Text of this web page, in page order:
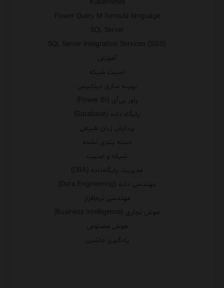
Kubernetes
Power Query M formula language
SQL Server
SQL Server Integration Services (SSIS)
آموزش
امنیت شبکه
بهینه سازی دیتابیس
پاور بی‌آی (Power BI)
پایگاه داده (Database)
پردازش زبان طبیعی
دسته بندی نشده
شبکه و امنیت
مدیریت پایگاه‌داده (DBA)
مهندسی داده (Data Engineering)
مهندسی نرم‌افزار
هوش تجاری (Business Intelligence)
هوش مصنوعی
یادگیری ماشین